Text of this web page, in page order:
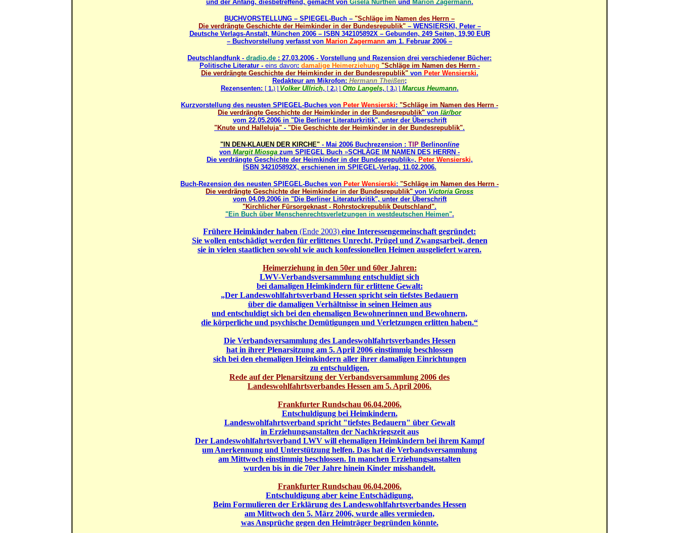
und der Anfang, diesbetreffend, gemacht von Gisela Nurthenund Marion Zagermann.
BUCHVORSTELLUNG – SPIEGEL-Buch – "Schläge im Namen des Herrn –
Die verdrängte Geschichte der Heimkinder in der Bundesrepublik"– WENSIERSKI, Peter –
Deutsche Verlags-Anstalt, München 2006 – ISBN 342105892X – Gebunden, 249 Seiten, 19,90 EUR
– Buchvorstellung verfasst von Marion Zagermann am 1. Februar 2006 –
Deutschlandfunk - dradio.de : 27.03.2006 - Vorstellung und Rezension drei verschiedener Bücher:
Politische Literatur - eins davon: damalige Heimerziehung "Schläge im Namen des Herrn -
Die verdrängte Geschichte der Heimkinder in der Bundesrepublik" von Peter Wensierski.
Redakteur am Mikrofon: Hermann Theißen;
Rezensenten: [ 1.) ] Volker Ullrich, [ 2.) ] Otto Langels, [ 3.) ] Marcus Heumann.
Kurzvorstellung des neusten SPIEGEL-Buches von Peter Wensierski: "Schläge im Namen des Herrn -
Die verdrängte Geschichte der Heimkinder in der Bundesrepublik" von lär/bor
vom 22.05.2006 in "Die Berliner Literaturkritik", unter der Überschrift
"Knute und Halleluja" - "Die Geschichte der Heimkinder in der Bundesrepublik".
"IN DEN-KLAUEN DER KIRCHE" - Mai 2006 Buchrezension : TIP Berlinonline
von Margit Miosga zum SPIEGEL Buch »SCHLÄGE IM NAMEN DES HERRN -
Die verdrängte Geschichte der Heimkinder in der Bundesrepublik«, Peter Wensierski,
ISBN 342105892X, erschienen im SPIEGEL-Verlag, 11.02.2006.
Buch-Rezension des neusten SPIEGEL-Buches von Peter Wensierski: "Schläge im Namen des Herrn -
Die verdrängte Geschichte der Heimkinder in der Bundesrepublik" von Victoria Gross
vom 04.09.2006 in "Die Berliner Literaturkritik", unter der Überschrift
"Kirchlicher Fürsorgeknast - Rohrstockrepublik Deutschland".
"Ein Buch über Menschenrechtsverletzungen in westdeutschen Heimen".
Frühere Heimkinder haben (Ende 2003) eine Interessengemeinschaft gegründet:
Sie wollen entschädigt werden für erlittenes Unrecht, Prügel und Zwangsarbeit, denen
sie in vielen staatlichen sowohl wie auch konfessionellen Heimen ausgeliefert waren.
Heimerziehung in den 50er und 60er Jahren:
LWV-Verbandsversammlung entschuldigt sich
bei damaligen Heimkindern für erlittene Gewalt:
„Der Landeswohlfahrtsverband Hessen spricht sein tiefstes Bedauern
über die damaligen Verhältnisse in seinen Heimen aus
und entschuldigt sich bei den ehemaligen Bewohnerinnen und Bewohnern,
die körperliche und psychische Demütigungen und Verletzungen erlitten haben.“
Die Verbandsversammlung des Landeswohlfahrtsverbandes Hessen
hat in ihrer Plenarsitzung am 5. April 2006 einstimmig beschlossen
sich bei den ehemaligen Heimkindern aller ihrer damaligen Einrichtungen
zu entschuldigen.
Rede auf der Plenarsitzung der Verbandsversammlung 2006 des
Landeswohlfahrtsverbandes Hessen am 5. April 2006.
Frankfurter Rundschau 06.04.2006.
Entschuldigung bei Heimkindern.
Landeswohlfahrtsverband spricht "tiefstes Bedauern" über Gewalt
in Erziehungsanstalten der Nachkriegszeit aus
Der Landeswohlfahrtsverband LWV will ehemaligen Heimkindern bei ihrem Kampf
um Anerkennung und Unterstützung helfen. Das hat die Verbandsversammlung
am Mittwoch einstimmig beschlossen. In manchen Erziehungsanstalten
wurden bis in die 70er Jahre hinein Kinder misshandelt.
Frankfurter Rundschau 06.04.2006.
Entschuldigung aber keine Entschädigung.
Beim Formulieren der Erklärung des Landeswohlfahrtsverbandes Hessen
am Mittwoch den 5. März 2006, wurde alles vermieden,
was Ansprüche gegen den Heimträger begründen könnte.